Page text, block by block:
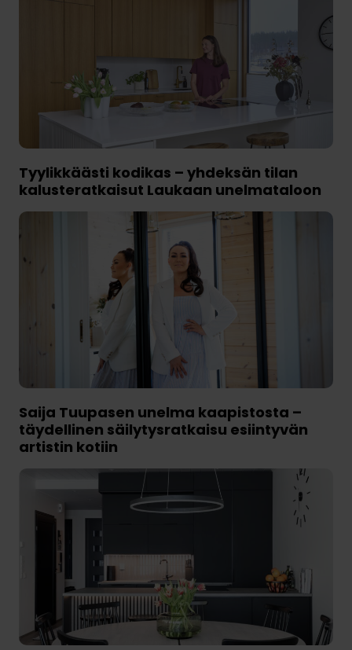
Tyylikkäästi kodikas – yhdeksän tilan
kalusteratkaisut Laukaan unelmataloon
Saija Tuupasen unelma kaapistosta –
täydellinen säilytysratkaisu esiintyvän
artistin kotiin